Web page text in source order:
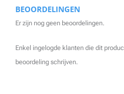
BEOORDELINGEN
Er zijn nog geen beoordelingen.
Enkel ingelogde klanten die dit
beoordeling schrijven.